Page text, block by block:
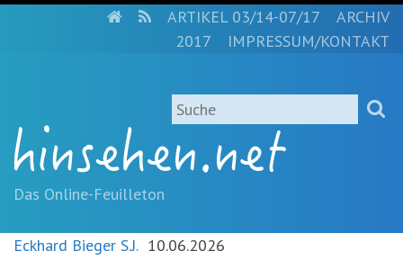
springen
(Accesskey
'1')Zur
springen
HOMERSSARTIKEL 03/14-07/17
ARCHIV
2017
IMPRESSUM/KONTAKT
Suche
Das Online-Feuilleton
Eckhard Bieger S.J. 10.06.2026